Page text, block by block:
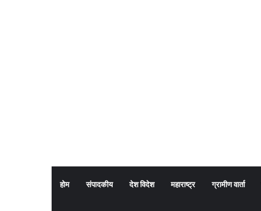
होम संपादकीय देश विदेश महाराष्ट्र ग्रामीण वार्ता